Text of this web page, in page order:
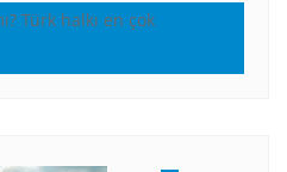
Türk halkı en çok